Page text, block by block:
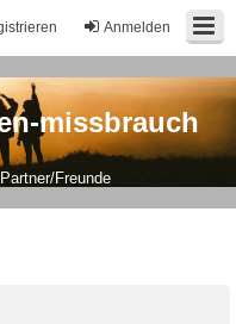
Anmelden
missbrauch
Freunde